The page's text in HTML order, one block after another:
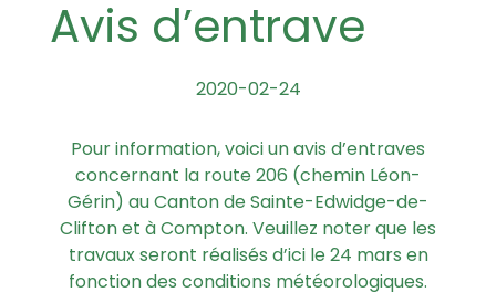
Avis d’entrave
2020-02-24
Pour information, voici un avis d’entraves
concernant la route 206 (chemin Léon-
Gérin) au Canton de Sainte-Edwidge-de-
Clifton et à Compton. Veuillez noter que les
travaux seront réalisés d’ici le 24 mars en
fonction des conditions météorologiques.